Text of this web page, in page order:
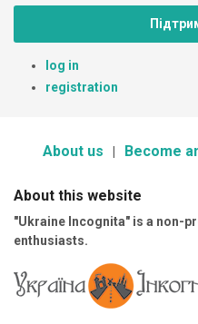
log in
registration
About us Become
About this website
"Ukraine Incognita" is a non-
enthusiasts.